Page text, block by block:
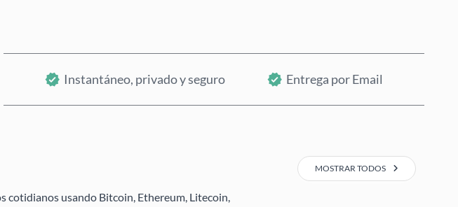
Instantáneo, privado y seguro Entrega por Email
cotidianos usando Bitcoin, Ethereum, Litecoin,
MOSTRAR TODOS